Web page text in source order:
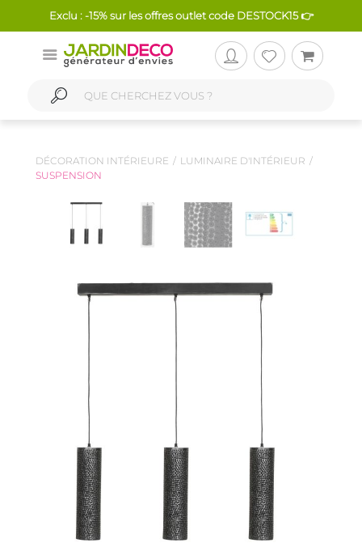
Exclu : -15% sur les offres outlet code DESTOCK15 👉
DÉCORATION INTÉRIEURE
LUMINAIRE D'INTÉRIEUR
SUSPENSION